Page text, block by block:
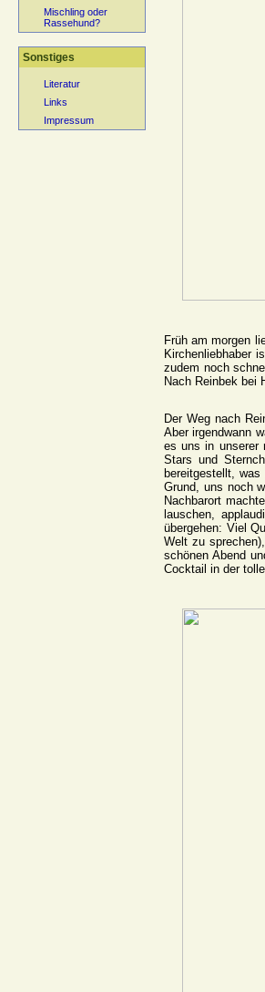
Mischling oder
Rassehund?
Sonstiges
Literatur
Links
Impressum
Früh am morgen
Kirchenliebhaber
zudem noch
Nach Reinbek bei
Der Weg nach
Aber irgendwann
es uns in unserer
Stars und
bereitgestellt,
Grund, uns noch
Nachbarort
lauschen,
übergehen: Viel
Welt zu
schönen Abend
Cocktail in der